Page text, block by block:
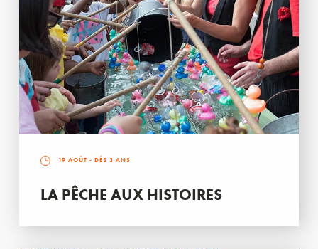
19 AOÛT - DÈS 3 ANS
LA PÊCHE AUX HISTOIRES